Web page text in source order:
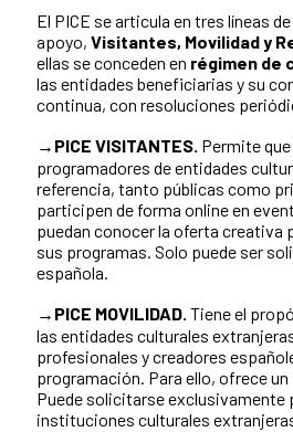
El PICE se articula en tres líneas de
apoyo, Visitantes, Movilidad y
ellas se conceden en régimen de
las entidades beneficiarias y su
continua, con resoluciones
→PICE VISITANTES. Permite
programadores de entidades
referencia, tanto públicas como
participen de forma online en
puedan conocer la oferta creativa
sus programas. Solo puede ser
española.
→PICE MOVILIDAD. Tiene el
las entidades culturales
profesionales y creadores
programación. Para ello, ofrece
Puede solicitarse exclusivamente
instituciones culturales